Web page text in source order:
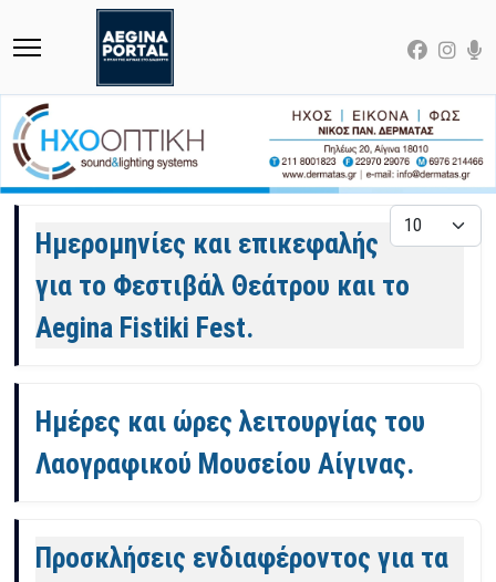
Άρθρα
Ημερομηνίες και επικεφαλής
για το Φεστιβάλ Θεάτρου και το
Aegina Fistiki Fest.
Ημέρες και ώρες λειτουργίας του
Λαογραφικού Μουσείου Αίγινας.
Προσκλήσεις ενδιαφέροντος για τα